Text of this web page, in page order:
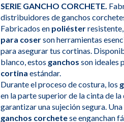
SERIE GANCHO CORCHETE.
distribuidores de ganchos
Fabricados en poliéster
para coserson herramientas
para asegurar tus cortinas.
blanco, estos ganchos son ideales
cortina estándar.
Durante el proceso de costura, los
en la parte superior de la cinta de
garantizar una sujeción segura.
ganchos corchetese enganchan